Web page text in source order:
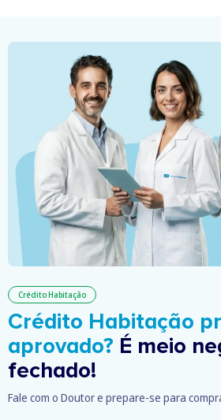
Crédito Habitação
Crédito Habitação
aprovado? É meio
fechado!
Fale com o Doutor e prepare-se para